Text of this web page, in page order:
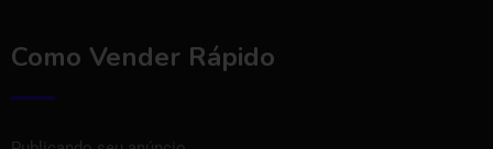
Como Vender Rápido